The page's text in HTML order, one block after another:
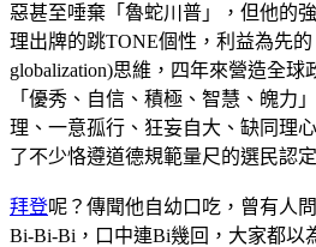
惡甚至唾棄「魯蛇川普」，但他的
理出牌的跳TONE個性，利益為先
globalization)思維，四年來營造全
「優秀、自信、積極、智慧、魄力
理、一意孤行、狂妄自大、缺同理
了不少恪遵道德規範量尺的選民認定
拜登呢？傳聞他自幼口吃，曾有人
Bi-Bi-Bi，口中連Bi幾回，大家都以